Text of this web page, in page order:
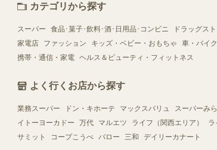
カテゴリから探す
スーパー 食品･菓子･飲料･酒･日用品･コンビニ ドラッグス
家電店
ファッション キッズ・ベビー・おもちゃ 車・バイク
携帯・通信・家電 ヘルス＆ビューティ・フィットネス
よく行くお店から探す
業務スーパー ドン・キホーテ マックスバリュ スーパーみ
イトーヨーカドー
万代 マルエツ ライフ（関西エリア）
ラ
サミット
コープこうべ バロー 三和 デイリーカナート